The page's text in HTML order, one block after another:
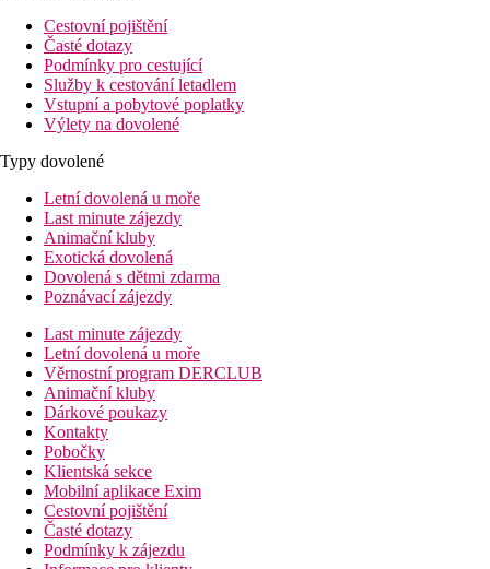
Cestovní pojištění
Časté dotazy
Podmínky pro cestující
Služby k cestování letadlem
Vstupní a pobytové poplatky
Výlety na dovolené
Typy dovolené
Letní dovolená u moře
Last minute zájezdy
Animační kluby
Exotická dovolená
Dovolená s dětmi zdarma
Poznávací zájezdy
Last minute zájezdy
Letní dovolená u moře
Věrnostní program DERCLUB
Animační kluby
Dárkové poukazy
Kontakty
Pobočky
Klientská sekce
Mobilní aplikace Exim
Cestovní pojištění
Časté dotazy
Podmínky k zájezdu